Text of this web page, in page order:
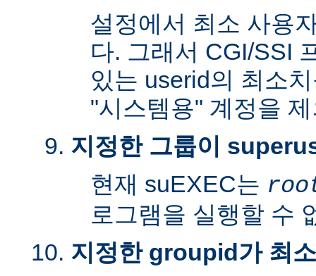
설정에서 최소 사용
다. 그래서 CGI/SSI
있는 userid의 최소
"시스템용" 계정을
지정한 그룹이
현재 suEXEC는
로그램을 실행할 수
지정한 groupid가 최